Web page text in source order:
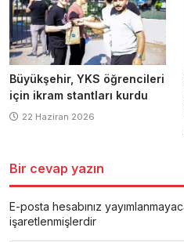
Büyükşehir, YKS öğrencileri
için ikram stantları kurdu
22 Haziran 2026
Bir cevap yazın
E-posta hesabınız
işaretlenmişlerdir